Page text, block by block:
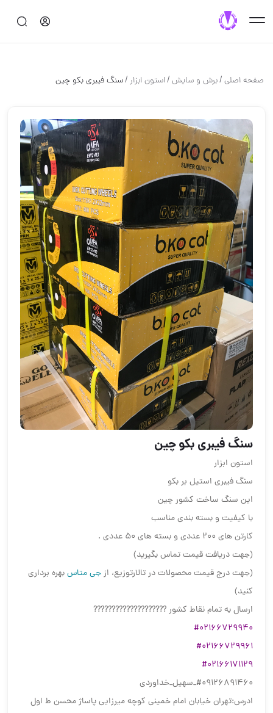
صفحه اصلی/برش و سايش/استون ابزار/سنگ فیبری بکو چین
سنگ فیبری بکو چین
استون ابزار
سنگ فیبری استیل بر بکو
این سنگ ساخت کشور چین
با کیفیت و بسته بندی مناسب
کارتن های ۲۰۰ عددی و بسته های ۵۰ عددی .
(جهت دریافت قیمت تماس بگیرید)
(جهت درج قیمت محصولات در تالارتوزیع، ازجی متاسبهره برداری
کنید)
ارسال به تمام نقاط کشور ????????????????????
#02166729940
#02166729961
#02166171129
‎#09126891460_سهیل_خداوردی
ادرس:تهران خیابان امام خمینی کوچه میرزایی پاساژ محسن ط اول